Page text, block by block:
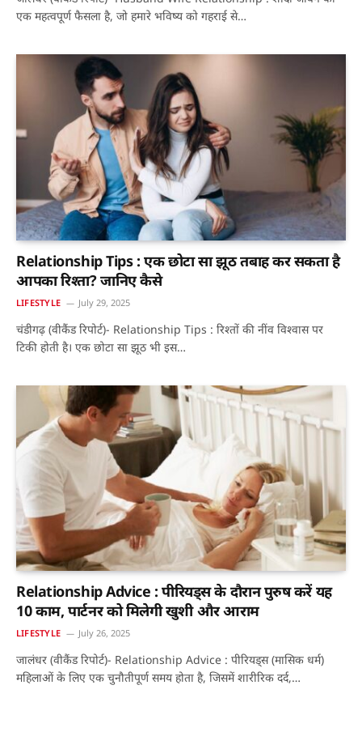
एक महत्वपूर्ण फैसला है, जो हमारे भविष्य को गहराई से…
Relationship Tips : एक छोटा सा झूठ तबाह कर सकता है
आपका रिश्ता? जानिए कैसे
LIFESTYLE July 29, 2025
चंडीगढ़ (वीकैंड रिपोर्ट)- Relationship Tips : रिश्तों की नींव विश्वास पर
टिकी होती है। एक छोटा सा झूठ भी इस…
Relationship Advice : पीरियड्स के दौरान पुरुष करें यह
10 काम, पार्टनर को मिलेगी खुशी और आराम
LIFESTYLE July 26, 2025
जालंधर (वीकैंड रिपोर्ट)- Relationship Advice : पीरियड्स (मासिक धर्म)
महिलाओं के लिए एक चुनौतीपूर्ण समय होता है, जिसमें शारीरिक दर्द,…